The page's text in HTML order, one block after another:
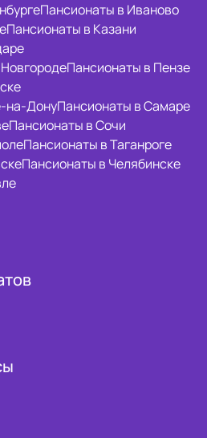
Пансионаты в Иваново
Пансионаты в Казани
Пансионаты в Пензе
на-ДонуПансионаты в Самаре
Пансионаты в Сочи
Пансионаты в Таганроге
Пансионаты в Челябинске